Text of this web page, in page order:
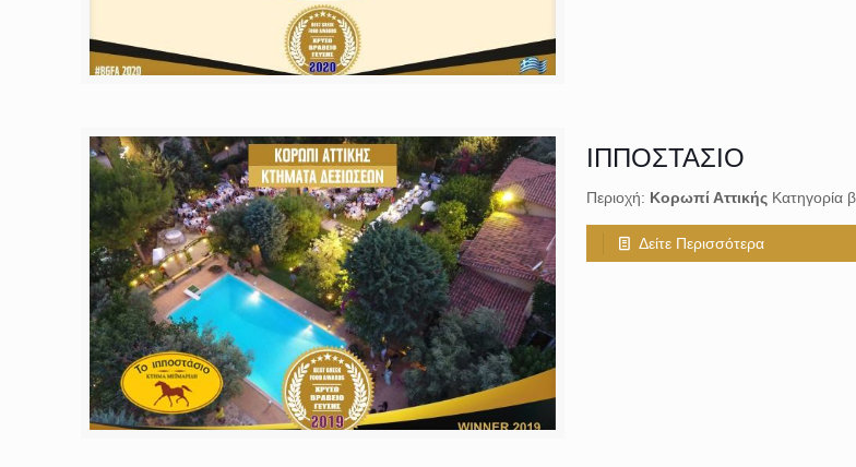
ΙΠΠΟΣΤΑΣΙΟ
Περιοχή: Κορωπί ΑττικήςΚατηγορία
Δείτε Περισσότερα